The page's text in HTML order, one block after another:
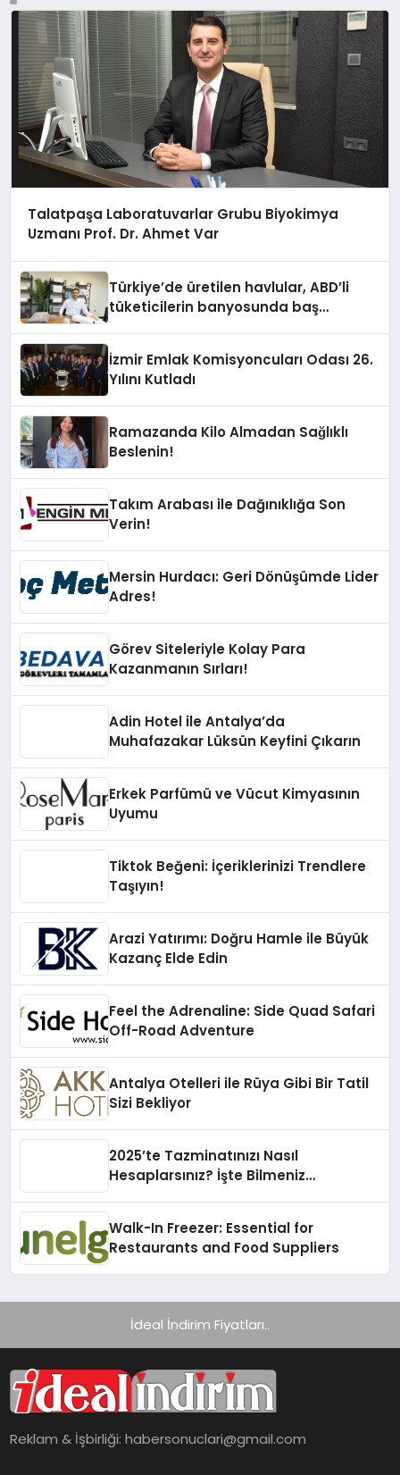
Talatpaşa Laboratuvarlar Grubu Biyokimya
Uzmanı Prof. Dr. Ahmet Var
Türkiye’de üretilen havlular, ABD’li
tüketicilerin banyosunda baş
İzmir Emlak Komisyoncuları Odası 26.
Yılını Kutladı
Ramazanda Kilo Almadan Sağlıklı
Beslenin!
Takım Arabası ile Dağınıklığa Son
Verin!
Mersin Hurdacı: Geri Dönüşümde Lider
Adres!
Görev Siteleriyle Kolay Para
Kazanmanın Sırları!
Adin Hotel ile Antalya’da
Muhafazakar Lüksün Keyfini Çıkarın
Erkek Parfümü ve Vücut Kimyasının
Uyumu
Tiktok Beğeni: İçeriklerinizi Trendlere
Taşıyın!
Arazi Yatırımı: Doğru Hamle ile Büyük
Kazanç Elde Edin
Feel the Adrenaline: Side Quad Safari
Off-Road Adventure
Antalya Otelleri ile Rüya Gibi Bir Tatil
Sizi Bekliyor
2025’te Tazminatınızı Nasıl
Hesaplarsınız? İşte Bilmeniz
Walk-In Freezer: Essential for
Restaurants and Food Suppliers
İdeal İndirim Fiyatları..
Reklam & İşbirliği:habersonuclari@gmail.com